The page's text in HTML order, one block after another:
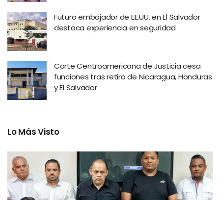
Futuro embajador de EE.UU. en El Salvador
destaca experiencia en seguridad
Corte Centroamericana de Justicia cesa
funciones tras retiro de Nicaragua, Honduras
y El Salvador
Lo Más Visto